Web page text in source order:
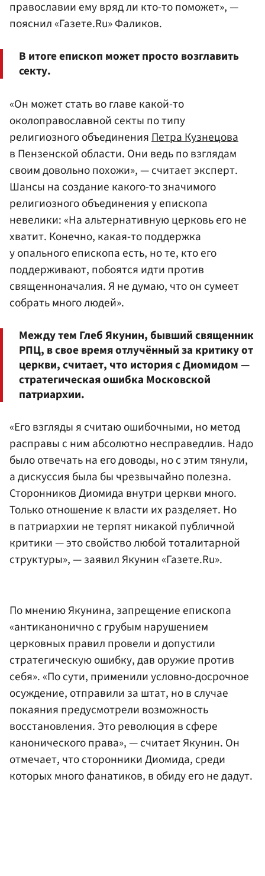
православии ему вряд ли кто-то поможет», —
пояснил «Газете.Ru» Фаликов.
В итоге епископ может просто возглавить
секту.
«Он может стать во главе какой-то
околоправославной секты по типу
религиозного объединенияПетра Кузнецова
в Пензенской области. Они ведь по взглядам
своим довольно похожи», — считает эксперт.
Шансы на создание какого-то значимого
религиозного объединения у епископа
невелики: «На альтернативную церковь его не
хватит. Конечно, какая-то поддержка
у опального епископа есть, но те, кто его
поддерживают, побоятся идти против
священноначалия. Я не думаю, что он сумеет
собрать много людей».
Между тем Глеб Якунин, бывший священник
РПЦ, в свое время отлучённый за критику от
церкви, считает, что история с Диомидом —
стратегическая ошибка Московской
патриархии.
«Его взгляды я считаю ошибочными, но метод
расправы с ним абсолютно несправедлив. Надо
было отвечать на его доводы, но с этим тянули,
а дискуссия была бы чрезвычайно полезна.
Сторонников Диомида внутри церкви много.
Только отношение к власти их разделяет. Но
в патриархии не терпят никакой публичной
критики — это свойство любой тоталитарной
структуры», — заявил Якунин «Газете.Ru».
По мнению Якунина, запрещение епископа
«антиканонично с грубым нарушением
церковных правил провели и допустили
стратегическую ошибку, дав оружие против
себя». «По сути, применили условно-досрочное
осуждение, отправили за штат, но в случае
покаяния предусмотрели возможность
восстановления. Это революция в сфере
канонического права», — считает Якунин. Он
отмечает, что сторонники Диомида, среди
которых много фанатиков, в обиду его не дадут.